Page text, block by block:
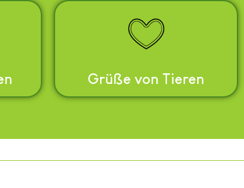
Grüße von Tieren